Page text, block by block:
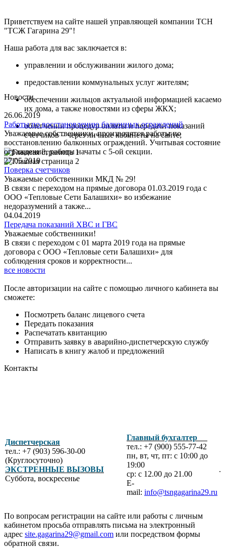
Приветствуем на сайте нашей управляющей компании ТСН
"ТСЖ Гагарина 29"!
Наша работа для вас заключается в:
управлении и обслуживании жилого дома;
предоставлении коммунальных услуг жителям;
обеспечении жильцов актуальной информацией касаемо
их дома, а также новостями из сферы ЖКХ;
облегчении процедур оплаты и передачи показаний
счетчиков – через личные кабинеты на сайте;
Новости
26.06.2019
Работы по восстановлению балконных ограждений
Уважаемые собственники, производятся работы по
восстановлению балконных ограждений. Учитывая состояние
ограждений, работы начаты с 5-ой секции.
27.05.2019
Поверка счетчиков
Уважаемые собственники МКД № 29!
В связи с переходом на прямые договора 01.03.2019 года с
ООО «Тепловые Сети Балашихи» во избежание
недоразумений а также...
04.04.2019
Передача показаний ХВС и ГВС
Уважаемые собственники!
В связи с переходом с 01 марта 2019 года на прямые
договора с ООО «Тепловые сети Балашихи» для
соблюдения сроков и корректности...
все новости
После авторизации на сайте с помощью личного кабинета вы
сможете:
Посмотреть баланс лицевого счета
Передать показания
Распечатать квитанцию
Отправить заявку в аварийно-диспетчерскую службу
Написать в книгу жалоб и предложений
Контакты
Диспетчерская
тел.: +7 (903) 596-30-00
(Круглосуточно)
ЭКСТРЕННЫЕ ВЫЗОВЫ
Суббота, воскресенье
Главный бухгалтер
тел.: +7 (900) 555-77-42
пн, вт, чт, пт: с 10:00 до
19:00
ср: с 12.00 до 21.00
E-
mail: info@tsngagarina29.ru
.
По вопросам регистрации на сайте или работы с личным
кабинетом просьба отправлять письма на электронный
адрес site.gagarina29@gmail.com или посредством формы
обратной связи.